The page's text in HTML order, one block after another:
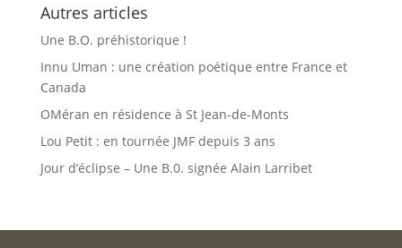
Autres articles
Une B.O. préhistorique !
Innu Uman : une création poétique entre France et
Canada
OMéran en résidence à St Jean-de-Monts
Lou Petit : en tournée JMF depuis 3 ans
Jour d’éclipse – Une B.0. signée Alain Larribet